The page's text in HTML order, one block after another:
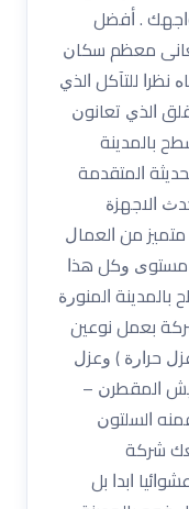
. ﺃﻓﻀﻞ
ﻣﻌﻈﻢ ﺳﻜﺎﻥ
ﻧﻈﺮﺍ ﻟﻠﺘﺂﻛﻞ ﺍﻟﺬﻱ
ﺍﻟﺬﻱ ﺗﻌﺎﻧﻮﻥ
ﺑﺎﻟﻤﺪﻳﻨﺔ
ﺍﻟﻤﺘﻘﺪﻣﺔ
ﺍﻻﺟﻬﺰﺓ
ﻣﻦ ﺍﻟﻌﻤﺎﻝ
ﻣﺴﺘﻮﻯ ﻭﻛﻞ ﻫﺬﺍ
ﺍﻟﻤﻨﻮﺭﺓ
ﺑﻌﻤﻞ ﻧﻮﻋﻴﻦ
ﺣﺮﺍﺭﺓ ‏) ﻭﻋﺰﻝ
ﺍﻟﻤﻘﻄﺮﻥ –
ﺍﻟﺴﻠﺘﻮﻥ
ﺷﺮﻛﺔ
ﺍﺑﺪﺍ ﺑﻞ